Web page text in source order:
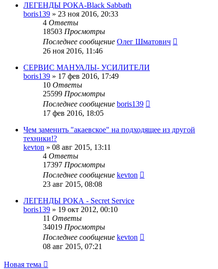
ЛЕГЕНДЫ РОКА-Black Sabbath
boris139 » 23 ноя 2016, 20:33
4 Ответы
18503 Просмотры
Последнее сообщение Олег Шматович
26 ноя 2016, 11:46
CЕРВИС МАНУАЛЫ- УСИЛИТЕЛИ
boris139 » 17 фев 2016, 17:49
10 Ответы
25599 Просмотры
Последнее сообщение boris139
17 фев 2016, 18:05
Чем заменить "акаевское" на подходящее из другой
техники!?
kevton » 08 авг 2015, 13:11
4 Ответы
17397 Просмотры
Последнее сообщение kevton
23 авг 2015, 08:08
ЛЕГЕНДЫ РОКА - Secret Service
boris139 » 19 окт 2012, 00:10
11 Ответы
34019 Просмотры
Последнее сообщение kevton
08 авг 2015, 07:21
Новая тема